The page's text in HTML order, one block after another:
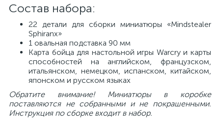
Состав набора:
22 детали для сборки миниатюры «Mindstealer
Sphiranx»
1 овальная подставка 90 мм
Карта бойца для настольной игры Warcry и карты
способностей на английском, французском,
итальянском, немецком, испанском, китайском,
японском и русском языках
Обратите внимание! Миниатюры в коробке
поставляются не собранными и не покрашенными.
Инструкция по сборке входит в набор.